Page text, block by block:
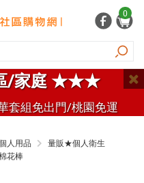
/家庭 ★★★
套組免出門/桃園免運
0
人用品
量販★個人衛生
花棒